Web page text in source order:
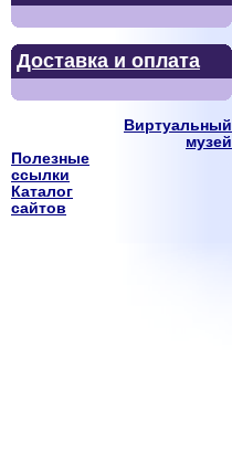
Доставка и оплата
Виртуальный
музей
Полезные
ссылки
Каталог
сайтов